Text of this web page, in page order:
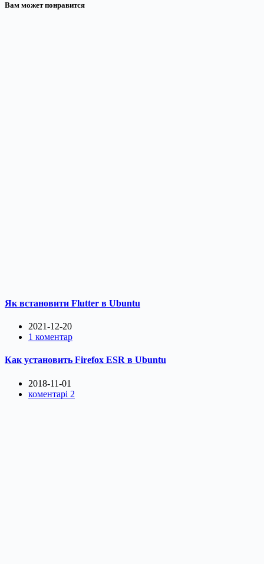
Вам может понравится
Як встановити Flutter в Ubuntu
2021-12-20
1 коментар
Как установить Firefox ESR в Ubuntu
2018-11-01
коментарі 2